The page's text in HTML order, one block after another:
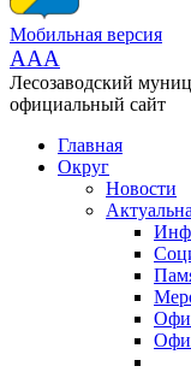
Мобильная версия
AAA
Лесозаводский
официальный сайт
Главная
Округ
Новости